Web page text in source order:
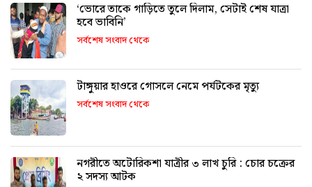
‘ভোরে তাকে গাড়িতে তুলে দিলাম, সেটাই শেষ যাত্রা
হবে ভাবিনি’
সর্বশেষ সংবাদ থেকে
টাঙ্গুয়ার হাওরে গোসলে নেমে পর্যটকের মৃত্যু
সর্বশেষ সংবাদ থেকে
নগরীতে অটোরিকশা যাত্রীর ৩ লাখ চুরি : চোর চক্রের
২ সদস্য আটক